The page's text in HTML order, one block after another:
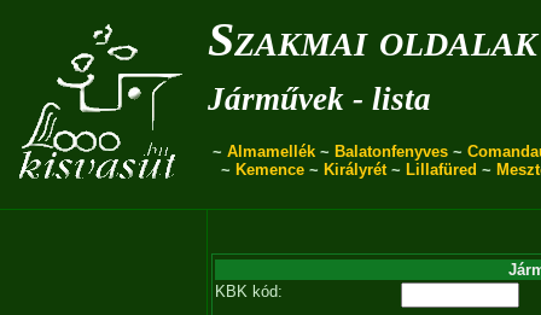
Szakmai oldalak
Járművek - lista
~ Almamellék ~ Balatonfenyves ~
~ Kemence~ Királyrét~ Lillafüred ~
KBK kód: